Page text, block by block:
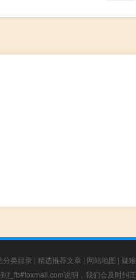
分类目录 | 精选推荐文章 | 网站地图 | 疑
f_fb#foxmail.com说明，我们会及时纠